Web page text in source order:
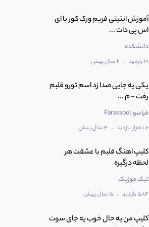
آموزش انتیتی فریم ورک کور با ای
اس پی دات ...
دانشکده
10 بازدید . 2 سال پیش
یکی یه جایی صدا زد اسم تورو قلبم
رفت - م ...
فراسو | Farassoo
1.6 هزار بازدید . 4 سال پیش
کلیپ اهنگ قلبم با عشقت هر
لحظه درگیره
تیک موزیک
584 بازدید . 5 سال پیش
کلیپ من یه حال خوب یه جای سوت